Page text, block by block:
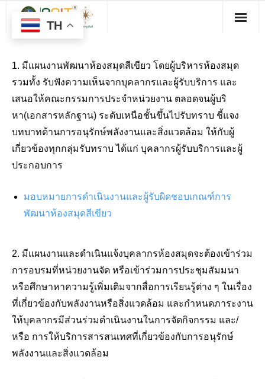
1. มีแผนงานพัฒนาห้องสมุดสีเขียว โดยผู้บริหารห้องสมุด
รวมทั้ง รับฟังความเห็นจากบุคลากรและผู้รับบริการ และ
เสนอให้คณะกรรมการประจำหน่วยงาน ตลอดจนผู้บริ
หา(เอกสารหลักฐาน) ระดับเหนือชั้นขึ้นไปรับทราบ ชี้แจง
บทบาทด้านการอนุรักษ์พลังงานและสิ่งแวดล้อม ให้กับผู้
เกี่ยวข้องทุกกลุ่มรับทราบ ได้แก่ บุคลากรผู้รับบริการและผู้
ประกอบการ
มอบหมายการดำเนินงานและผู้รับผิดชอบเกณฑ์การ
พัฒนาห้องสมุดสีเขียว
2. มีแผนงานและดำเนินแจ้งบุคลากรห้องสมุดจะต้องเข้าร่วม
การอบรมที่หน่วยงานจัด หรือเข้าร่วมการประชุมสัมมนา
หรือศึกษาหาความรู้เพิ่มเติมจากสื่อการเรียนรู้ต่าง ๆ ในเรื่อง
ที่เกี่ยวข้องกับพลังงานหรือสิ่งแวดล้อม และกำหนดภาระงาน
ให้บุคลากรมีส่วนร่วมดำเนินงานในการจัดกิจกรรม และ/
หรือ การให้บริการสารสนเทศที่เกี่ยวข้องกับการอนุรักษ์
พลังงานและสิ่งแวดล้อม
TH